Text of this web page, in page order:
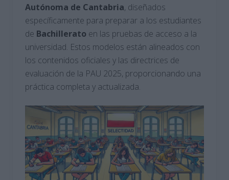
Autónoma de Cantabria, diseñados
específicamente para preparar a los estudiantes
de Bachillerato en las pruebas de acceso a la
universidad. Estos modelos están alineados con
los contenidos oficiales y las directrices de
evaluación de la PAU 2025, proporcionando una
práctica completa y actualizada.